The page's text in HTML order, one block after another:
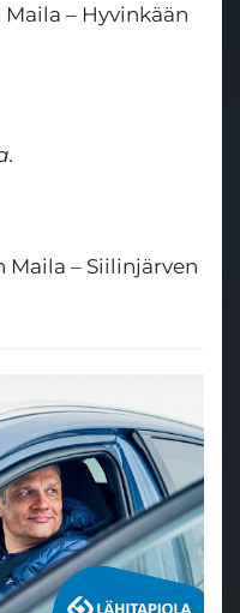
Maila – Hyvinkään
Maila – Siilinjärven